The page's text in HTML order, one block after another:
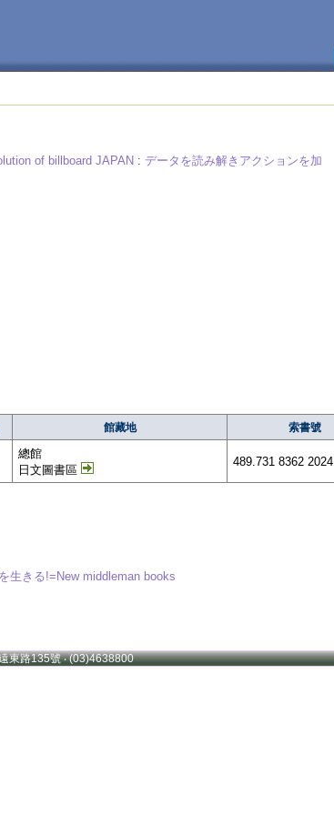
of billboard JAPAN : データを読み解きアクションを加
館藏地 索書號
總館
日文圖書區
489.731 8362 2024
生きる!=New middleman books
東路135號 ‧ (03)4638800